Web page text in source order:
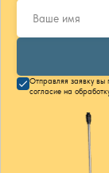
Отправляя заявку вы
согласие на